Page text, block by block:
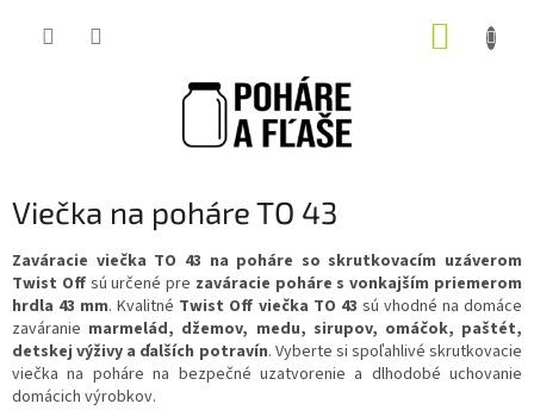
Viečka na poháre TO 43
Zaváracie viečka TO 43 na poháre so skrutkovacím uzáverom
Twist Offsú určené pre zaváracie poháre s vonkajším priemerom
hrdla 43 mm. Kvalitné Twist Off viečka TO 43 sú vhodné na domáce
zaváranie marmelád, džemov, medu, sirupov, omáčok, paštét,
detskej výživy a ďalších potravín. Vyberte si spoľahlivé skrutkovacie
viečka na poháre na bezpečné uzatvorenie a dlhodobé uchovanie
domácich výrobkov.